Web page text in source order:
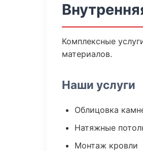
Комплексные
материалов.
Наши услуги
Облицовка
Натяжные
Монтаж кровли